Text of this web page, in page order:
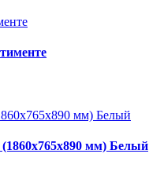
мм) Белый